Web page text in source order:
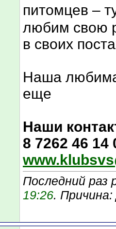
питомцев –
любим свою
в своих
Наша
еще
Наши
8 7262 46 14
Последний раз
19:26.